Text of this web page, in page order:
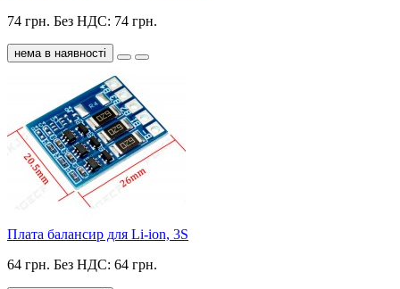
74 грн. Без НДС: 74 грн.
нема в наявності
Плата балансир для Li-ion, 3S
64 грн. Без НДС: 64 грн.